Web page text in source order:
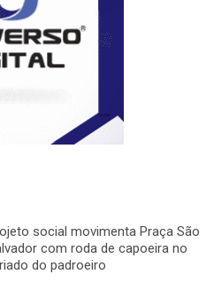
social movimenta Praça São
com roda de capoeira no
do padroeiro